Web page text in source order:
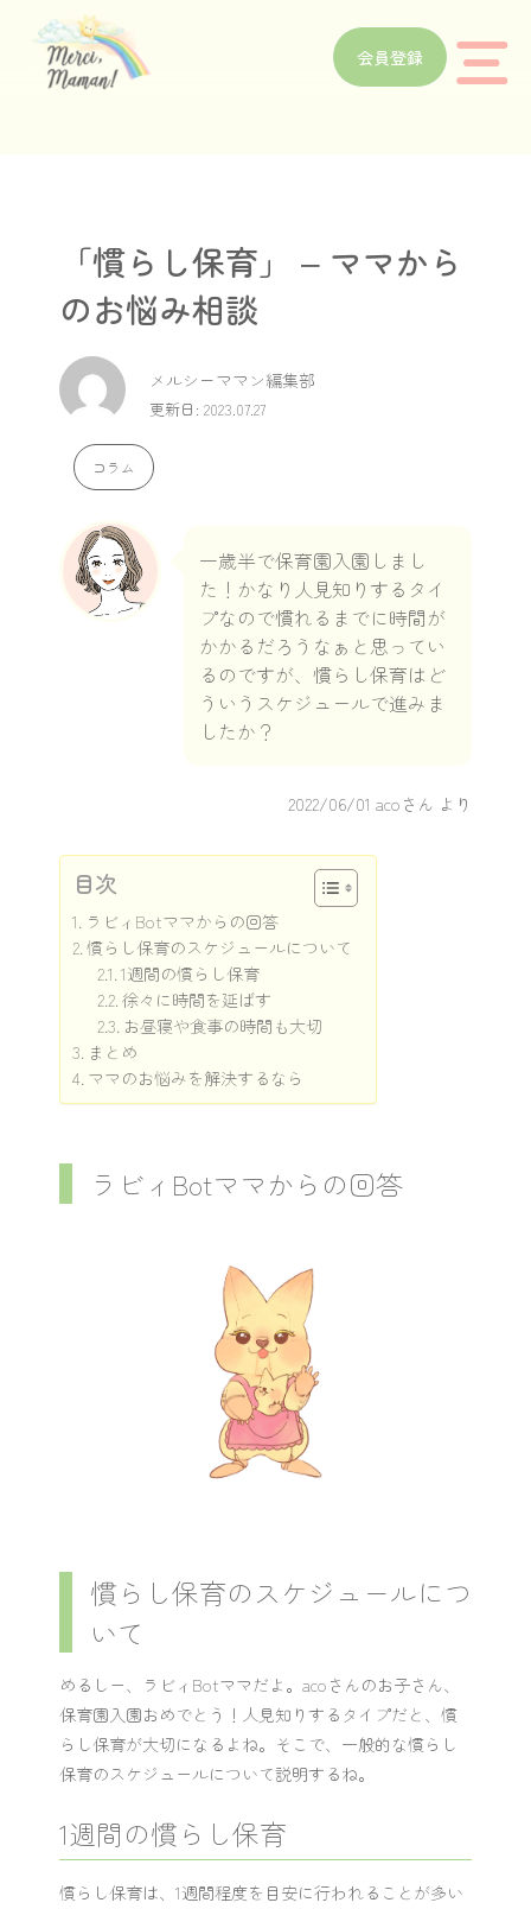
会員登録
「慣らし保育」 – ママから
のお悩み相談
メルシーママン編集部
更新日: 2023.07.27
コラム
一歳半で保育園入園しまし
た！かなり人見知りするタイ
プなので慣れるまでに時間が
かかるだろうなぁと思ってい
るのですが、慣らし保育はど
ういうスケジュールで進みま
したか？
2022/06/01 acoさん より
目次
ラビィBotママからの回答
慣らし保育のスケジュールについて
1週間の慣らし保育
徐々に時間を延ばす
お昼寝や食事の時間も大切
まとめ
ママのお悩みを解決するなら
ラビィBotママからの回答
慣らし保育のスケジュールにつ
いて
めるしー、ラビィBotママだよ。acoさんのお子さん、
保育園入園おめでとう！人見知りするタイプだと、慣
らし保育が大切になるよね。そこで、一般的な慣らし
保育のスケジュールについて説明するね。
1週間の慣らし保育
慣らし保育は、1週間程度を目安に行われることが多い